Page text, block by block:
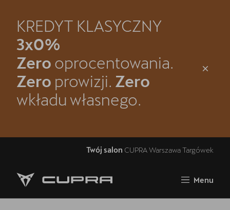
KREDYT KLASYCZNY
3x0%
Zero oprocentowania.
Zero prowizji. Zero
wkładu własnego.
Twój salon CUPRA Warszawa Targówek
Menu
Strona główna
Oferta i aktualności
Samochody dostępne od ręki
Spacer po CUPRA Warszawa-Targówek